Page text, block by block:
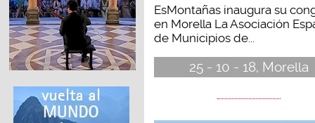
EsMontañas inaugura su
en Morella La Asociación
de Municipios de...
25 - 10 - 18, Morella